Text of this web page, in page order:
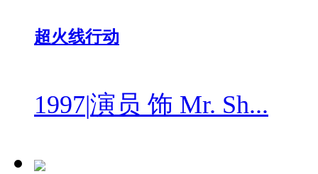
超火线行动
1997|演员 饰 Mr. Sh...